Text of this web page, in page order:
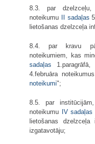
8.3. par dzelzceļu,
noteikumu II sadaļas
lietošanas dzelzceļa
8.4. par kravu
noteikumiem, kas
sadaļas 1.paragrāfā,
4.februāra
noteikumi";
8.5. par
noteikumu IV sadaļas
lietošanas
izgatavotāju;